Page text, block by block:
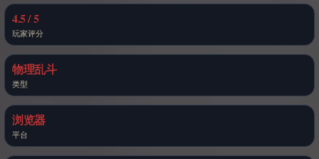
4.5 / 5
玩家评分
物理乱斗
类型
浏览器
平台